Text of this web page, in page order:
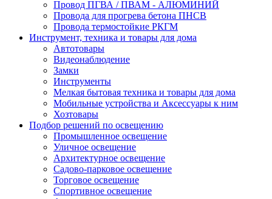
Провод ПГВА / ПВАМ - АЛЮМИНИЙ
Провода для прогрева бетона ПНСВ
Провода термостойкие РКГМ
Инструмент, техника и товары для дома
Автотовары
Видеонаблюдение
Замки
Инструменты
Мелкая бытовая техника и товары для дома
Мобильные устройства и Аксессуары к ним
Хозтовары
Подбор решений по освещению
Промышленное освещение
Уличное освещение
Архитектурное освещение
Садово-парковое освещение
Торговое освещение
Спортивное освещение